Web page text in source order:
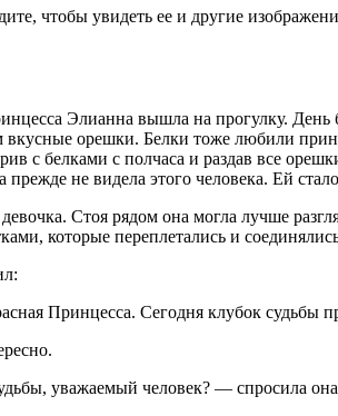
чтобы увидеть ее и другие
Элианна вышла на прогулку.
вкусные орешки. Белки тоже любили
с белками с полчаса и раздав все
прежде не видела этого человека. Ей
Стоя рядом она могла лучше
которые переплетались и
Принцесса. Сегодня клубок судьбы
уважаемый человек? — спросила